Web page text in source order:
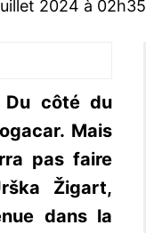
2024 à 02h35
Du côté du
Mais
pas faire
Žigart,
dans la